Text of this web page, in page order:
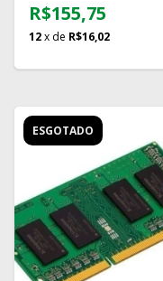
R$155,75
12x de R$16,02
ESGOTADO